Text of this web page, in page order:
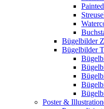
Bügelbilder
Bügelbilder
Poster &